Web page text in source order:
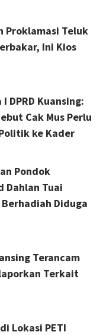
Proklamasi Teluk
Ini Kios
DPRD Kuansing:
Cak Mus Perlu
ke Kader
Pondok
Dahlan Tuai
Diduga
Terancam
Terkait
Lokasi PETI